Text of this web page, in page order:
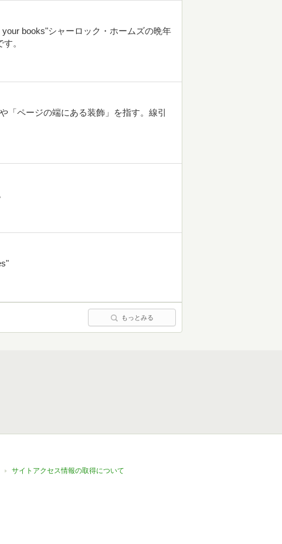
books"シャーロック・ホームズの晩年
。
ページの端にある装飾」を指す。線引
もっとみる
サイトアクセス情報の取得について